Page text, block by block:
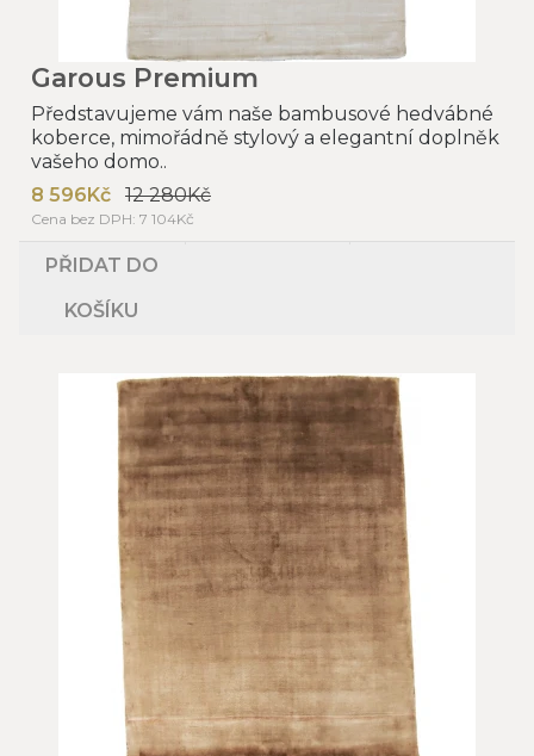
Garous Premium
Představujeme vám naše bambusové hedvábné
koberce, mimořádně stylový a elegantní doplněk
vašeho domo..
8 596Kč
12 280Kč
Cena bez DPH: 7 104Kč
PŘIDAT DO
KOŠÍKU